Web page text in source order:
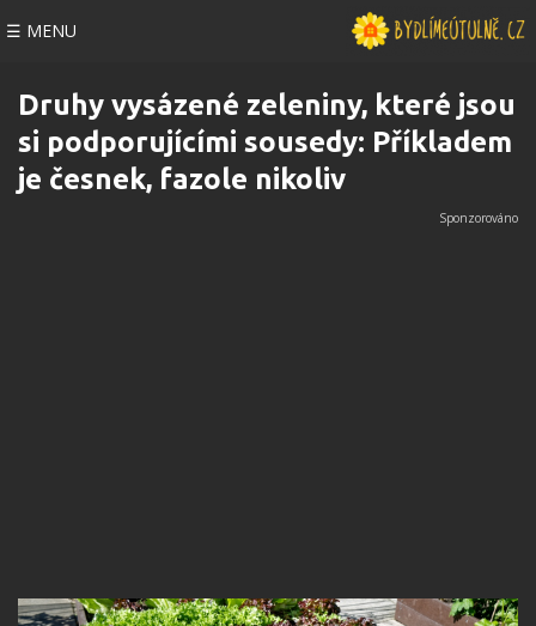
☰ MENU
Druhy vysázené zeleniny, které jsou
si podporujícími sousedy: Příkladem
je česnek, fazole nikoliv